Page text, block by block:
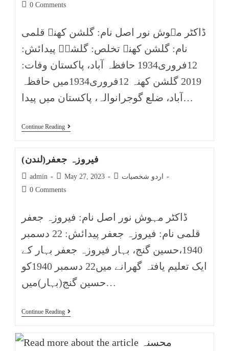
0 Comments
ڈاکٹر مہوش نور اصل نام: گلشن کھنہ قلمی
نام: گلشن کھنہ تخلص: گلشنؔ پیدائش:
12فروری1934 حافظہ آباد، پاکستان وفات:
2019 گلشن کھنہ 12فروری1934میں حافظہ
آباد، ضلع گوجرانوالہ، پاکستان میں پیدا…
Continue Reading
فیروزہ جعفر(لندن)
admin May 27, 2023
اردو شخصیات
0 Comments
ڈاکٹر مہوش نور اصل نام: فیروزہ جعفر
قلمی نام: فیروزہ جعفر پیدائش: 22 دسمبر
1940،حسین گنج، بہار فیروزہ جعفر بہار کے
ایک تعلیم یافتہ گھرانے میں22 دسمبر 1940کو
حسین گنج(بہار)میں…
Continue Reading